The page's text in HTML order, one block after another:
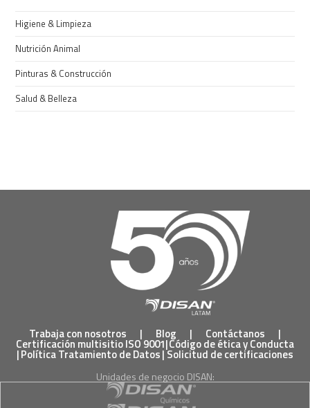
Higiene & Limpieza
Nutrición Animal
Pinturas & Construcción
Salud & Belleza
Trabaja con nosotros | Blog | Contáctanos |
Certificación multisitio ISO 9001|Código de ética y Conducta
|Política Tratamiento de Datos|Solicitud de certificaciones
Unidades de negocio DISAN: